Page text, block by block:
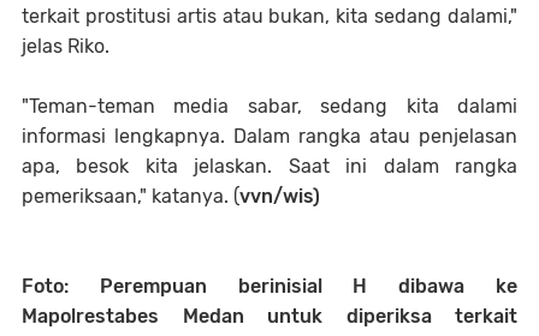
terkait prostitusi artis atau bukan, kita sedang dalami,"
jelas Riko.
"Teman-teman media sabar, sedang kita dalami
informasi lengkapnya. Dalam rangka atau penjelasan
apa, besok kita jelaskan. Saat ini dalam rangka
pemeriksaan," katanya. (vvn/wis)
Foto: Perempuan berinisial H dibawa ke
Mapolrestabes Medan untuk diperiksa terkait